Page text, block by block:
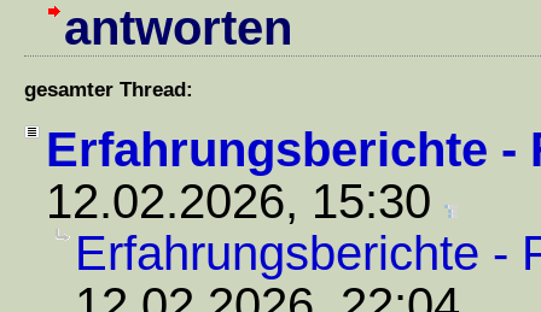
antworten
gesamter Thread:
Erfahrungsberichte -
12.02.2026, 15:30
Erfahrungsberichte -